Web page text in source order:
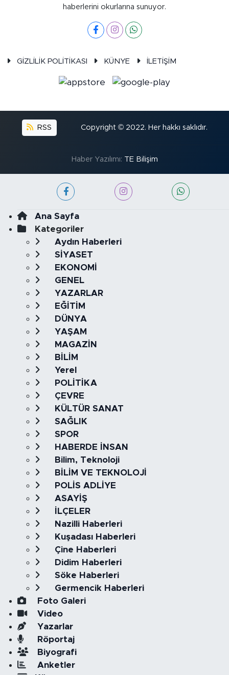
haberlerini okurlarına sunuyor.
GİZLİLİK POLİTİKASI KÜNYE İLETİŞİM
RSS Copyright © 2022. Her hakkı saklıdır.
Haber Yazılımı: TE Bilişim
Ana Sayfa
Kategoriler
Aydın Haberleri
SİYASET
EKONOMİ
GENEL
YAZARLAR
EĞİTİM
DÜNYA
YAŞAM
MAGAZİN
BİLİM
Yerel
POLİTİKA
ÇEVRE
KÜLTÜR SANAT
SAĞLIK
SPOR
HABERDE İNSAN
Bilim, Teknoloji
BİLİM VE TEKNOLOJİ
POLİS ADLİYE
ASAYİŞ
İLÇELER
Nazilli Haberleri
Kuşadası Haberleri
Çine Haberleri
Didim Haberleri
Söke Haberleri
Germencik Haberleri
Foto Galeri
Video
Yazarlar
Röportaj
Biyografi
Anketler